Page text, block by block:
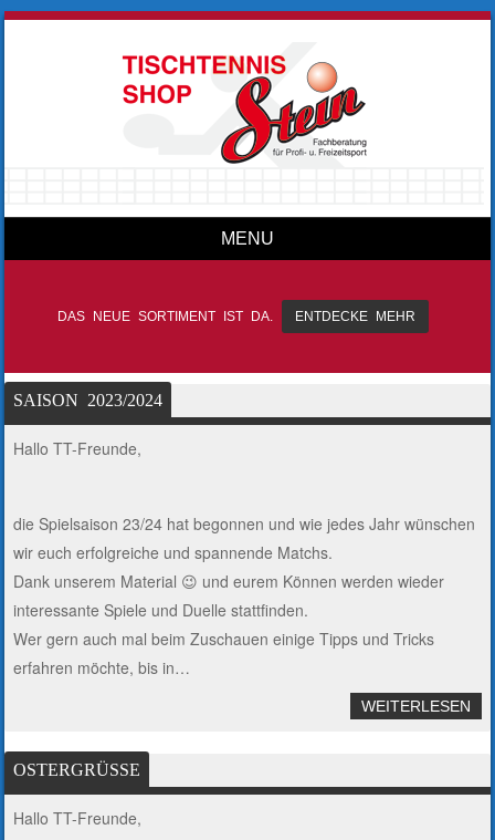
MENU
DAS NEUE SORTIMENT IST DA. ENTDECKE MEHR
SAISON 2023/2024
Hallo TT-Freunde,
die Spielsaison 23/24 hat begonnen und wie jedes Jahr wünschen
wir euch erfolgreiche und spannende Matchs.
Dank unserem Material 😉 und eurem Können werden wieder
interessante Spiele und Duelle stattfinden.
Wer gern auch mal beim Zuschauen einige Tipps und Tricks
erfahren möchte, bis in…
WEITERLESEN
OSTERGRÜSSE
Hallo TT-Freunde,